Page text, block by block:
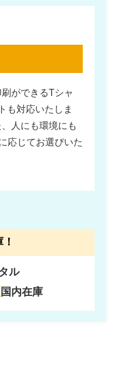
ができるTシャ
も対応いたしま
人にも環境にも
応じてお選びいた
ル
国内在庫